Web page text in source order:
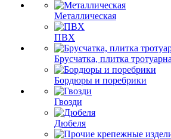
Металлическая
ПВХ
Брусчатка, плитка
Бордюры и поребрики
Гвозди
Дюбеля